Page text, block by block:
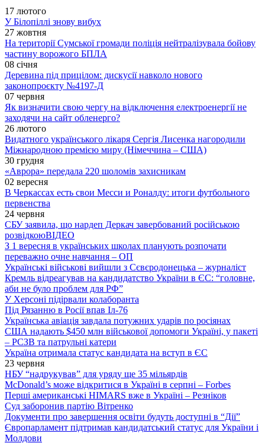
17 лютого
У Білопіллі знову вибух
27 жовтня
На території Сумської громади поліція нейтралізувала бойову
частину ворожого БПЛА
08 січня
Деревина під прицілом: дискусії навколо нового
законопроєкту №4197-Д
07 червня
Як визначити свою чергу на відключення електроенергії не
заходячи на сайт обленерго?
26 лютого
Видатного українського лікаря Сергія Лисенка нагородили
Міжнародною премією миру (Німеччина – США)
30 грудня
«Аврора» передала 220 шоломів захисникам
02 вересня
В Черкассах есть свои Месси и Роналду: итоги футбольного
первенства
24 червня
СБУ заявила, що нардеп Деркач завербований російською
розвідкоюВІДЕО
З 1 вересня в українських школах планують розпочати
переважно очне навчання – ОП
Українські військові вийшли з Сєвєродонецька – журналіст
Кремль відреагував на кандидатство України в ЄС: “головне,
аби не було проблем для РФ”
У Херсоні підірвали колаборанта
Під Рязанню в Росії впав Іл-76
Українська авіація завдала потужних ударів по росіянах
США надають $450 млн військової допомоги Україні, у пакеті
– РСЗВ та патрульні катери
Україна отримала статус кандидата на вступ в ЄС
23 червня
НБУ “надрукував” для уряду ще 35 мільярдів
McDonald’s може відкритися в Україні в серпні – Forbes
Перші американські HIMARS вже в Україні – Резніков
Суд заборонив партію Вітренко
Документи про завершення освіти будуть доступні в “Дії”
Європарламент підтримав кандидатський статус для України і
Молдови